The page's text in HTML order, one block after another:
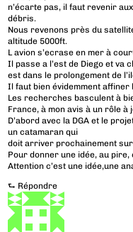
n’écarte pas, il faut revenir
débris.
Nous revenons près du
altitude 5000ft.
L avion s’ecrase en mer à
Il passe a l’est de Diego et va
est dans le prolongement de
Il faut bien évidemment affiner
Les recherches basculent à
France, à mon avis à un rôle à
D’abord avec la DGA et le
un catamaran qui
doit arriver prochainement sur
Pour donner une idée, au
Attention c’est une idée,une
⮑ Répondre